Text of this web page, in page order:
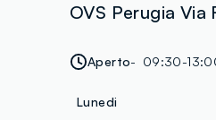
OVS Perugia Via
Aperto 09:30-
Lunedi